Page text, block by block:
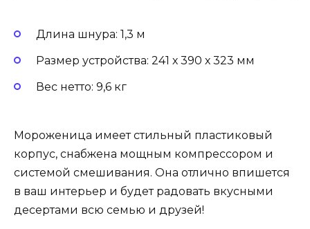
Длина шнура: 1,3 м
Размер устройства: 241 х 390 х 323 мм
Вес нетто: 9,6 кг
Мороженица имеет стильный пластиковый
корпус, снабжена мощным компрессором и
системой смешивания. Она отлично впишется
в ваш интерьер и будет радовать вкусными
десертами всю семью и друзей!